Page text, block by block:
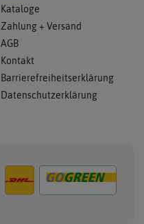
Kataloge
Zahlung + Versand
AGB
Kontakt
Barrierefreiheitserklärung
Datenschutzerklärung